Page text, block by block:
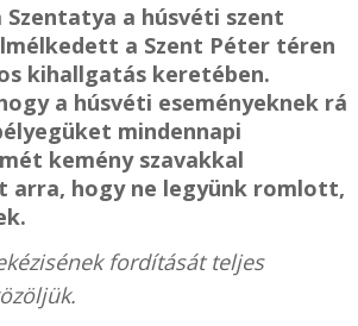
Szentatya a húsvéti szent
a Szent Péter téren
kihallgatás keretében.
a húsvéti eseményeknek rá
mindennapi
kemény szavakkal
hogy ne legyünk romlott,
fordítását teljes